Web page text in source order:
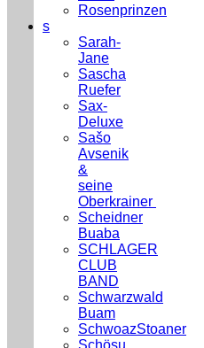
Rosenprinzen
s
Sarah-
Jane
Sascha
Ruefer
Sax-
Deluxe
Sašo
Avsenik
&
seine
Oberkrainer
Scheidner
Buaba
SCHLAGER
CLUB
BAND
Schwarzwald
Buam
SchwoazStoaner
Schösu